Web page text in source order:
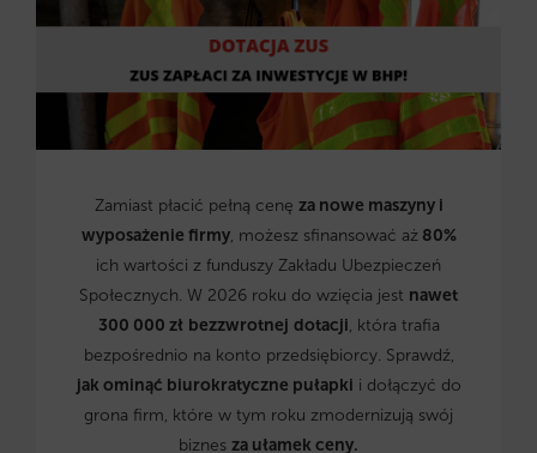
Zamiast płacić pełną cenę za nowe maszyny i
wyposażenie firmy, możesz sfinansować aż80%
ich wartości z funduszy Zakładu Ubezpieczeń
Społecznych. W 2026 roku do wzięcia jest nawet
300 000 zł bezzwrotnej dotacji, która trafia
bezpośrednio na konto przedsiębiorcy. Sprawdź,
jak ominąć biurokratyczne pułapki i dołączyć do
grona firm, które w tym roku zmodernizują swój
biznes za ułamek ceny.